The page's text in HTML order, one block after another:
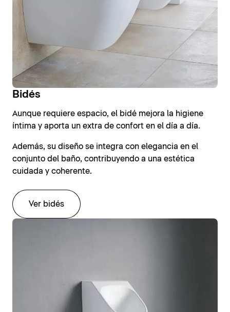
Bidés
Aunque requiere espacio, el bidé mejora la higiene
íntima y aporta un extra de confort en el día a día.
Además, su diseño se integra con elegancia en el
conjunto del baño, contribuyendo a una estética
cuidada y coherente.
Ver bidés